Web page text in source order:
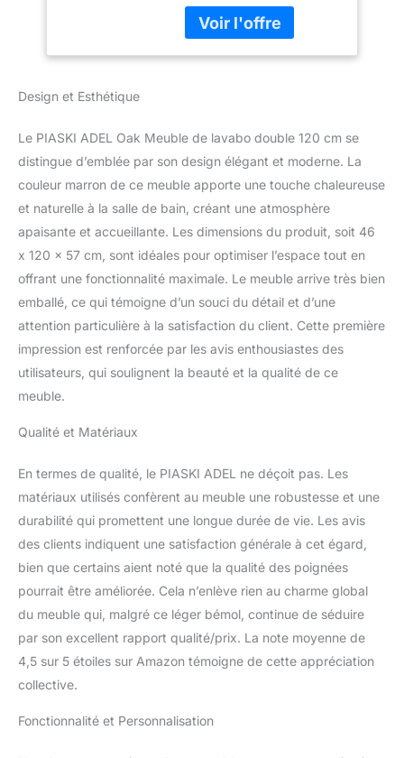
verticalement. Chaque
meuble de la collection
robinet ou du miroir. Les
meubles sont fabriqués
en panneau MDF stratifié
chêne Santa Fe. Les
portes et les tiroirs ont
un système Softclose.
ADEL OAK est une
collection minimaliste qui
salles de bain et a un
design frais et actuel.
Son design simple mais
reliés par un plan de
travail de 120 cm. Les
lavabos de pose ne sont
pas inclus.
Design et Esthétique
Le PIASKI ADEL Oak Meuble de lavabo double 120 cm se
distingue d’emblée par son design élégant et moderne. La
couleur marron de ce meuble apporte une touche chaleureuse
et naturelle à la salle de bain, créant une atmosphère
apaisante et accueillante. Les dimensions du produit, soit 46
x 120 x 57 cm, sont idéales pour optimiser l’espace tout en
offrant une fonctionnalité maximale. Le meuble arrive très bien
emballé, ce qui témoigne d’un souci du détail et d’une
attention particulière à la satisfaction du client. Cette première
impression est renforcée par les avis enthousiastes des
utilisateurs, qui soulignent la beauté et la qualité de ce
meuble.
Qualité et Matériaux
En termes de qualité, le PIASKI ADEL ne déçoit pas. Les
matériaux utilisés confèrent au meuble une robustesse et une
durabilité qui promettent une longue durée de vie. Les avis
des clients indiquent une satisfaction générale à cet égard,
bien que certains aient noté que la qualité des poignées
pourrait être améliorée. Cela n’enlève rien au charme global
du meuble qui, malgré ce léger bémol, continue de séduire
par son excellent rapport qualité/prix. La note moyenne de
4,5 sur 5 étoiles sur Amazon témoigne de cette appréciation
collective.
Fonctionnalité et Personnalisation